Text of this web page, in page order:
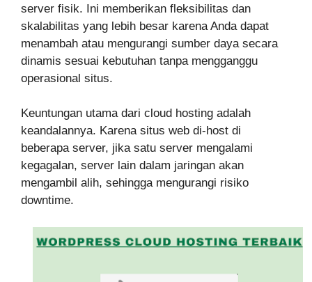
server fisik. Ini memberikan fleksibilitas dan
skalabilitas yang lebih besar karena Anda dapat
menambah atau mengurangi sumber daya secara
dinamis sesuai kebutuhan tanpa mengganggu
operasional situs.
Keuntungan utama dari cloud hosting adalah
keandalannya. Karena situs web di-host di
beberapa server, jika satu server mengalami
kegagalan, server lain dalam jaringan akan
mengambil alih, sehingga mengurangi risiko
downtime.